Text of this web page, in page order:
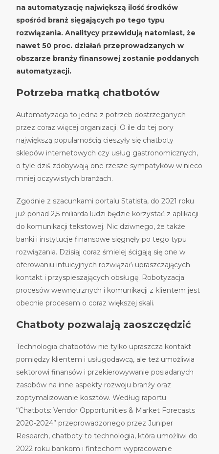
na automatyzację największą ilość środków
spośród branż sięgających po tego typu
rozwiązania. Analitycy przewidują natomiast, że
nawet 50 proc. działań przeprowadzanych w
obszarze branży finansowej zostanie poddanych
automatyzacji.
Potrzeba matką chatbotów
Automatyzacja to jedna z potrzeb dostrzeganych
przez coraz więcej organizacji. O ile do tej pory
największą popularnością cieszyły się chatboty
sklepów internetowych czy usług gastronomicznych,
o tyle dziś zdobywają one rzesze sympatyków w nieco
mniej oczywistych branżach.
Zgodnie z szacunkami portalu Statista, do 2021 roku
już ponad 2,5 miliarda ludzi będzie korzystać z aplikacji
do komunikacji tekstowej. Nic dziwnego, że także
banki i instytucje finansowe sięgnęły po tego typu
rozwiązania. Dzisiaj coraz śmielej ścigają się one w
oferowaniu intuicyjnych rozwiązań upraszczających
kontakt i przyspieszających obsługę. Robotyzacja
procesów wewnętrznych i komunikacji z klientem jest
obecnie procesem o coraz większej skali.
Chatboty pozwalają zaoszczędzić
Technologia chatbotów nie tylko upraszcza kontakt
pomiędzy klientem i usługodawcą, ale też umożliwia
sektorowi finansów i przekierowywanie posiadanych
zasobów na inne aspekty rozwoju branży oraz
zoptymalizowanie kosztów. Według raportu
“Chatbots: Vendor Opportunities & Market Forecasts
2020-2024” przeprowadzonego przez Juniper
Research, chatboty to technologia, która umożliwi do
2022 roku bankom i fintechom wypracowanie